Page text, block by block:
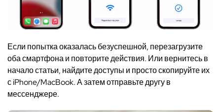
Если попытка оказалась безуспешной, перезагрузите
оба смартфона и повторите действия. Или вернитесь в
начало статьи, найдите доступы и просто скопируйте их
с iPhone/MacBook. А затем отправьте другу в
мессенджере.